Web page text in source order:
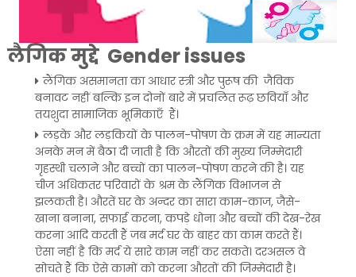
लैगिक मुद्दे Gender issues
लैंगिक असमानता का आधार स्त्री और पुरूष की जैविक
बनावट नहीं बल्कि इन दोनों बारे में प्रचलित रूढ़ छवियाँ और
तयशुदा सामाजिक भूमिकाएँ हैं।
लड़के और लड़कियों के पालन-पोषण के क्रम में यह मान्यता
अनके मन में बैठा दी जाती है कि औरतों की मुख्य जिम्मेदारी
गृहस्थी चलाने और बच्चों का पालन-पोषण करने की है। यह
चीज अधिकतर परिवारों के श्रम के लैंगिक विभाजन से
झलकती है। औरतें घर के अन्दर का सारा काम-काज, जैसे-
खाना बनाना, सफाई करना, कपड़े धोना और बच्चों की देख-रेख
करना आदि करती हैं जब मर्द घर के बाहर का काम करते हैं।
ऐसा नहीं है कि मर्द ये सारे काम नहीं कर सकते। दरअसल वे
सोचते हैं कि ऐसे कामों को करना औरतों की जिम्मेदारी है।